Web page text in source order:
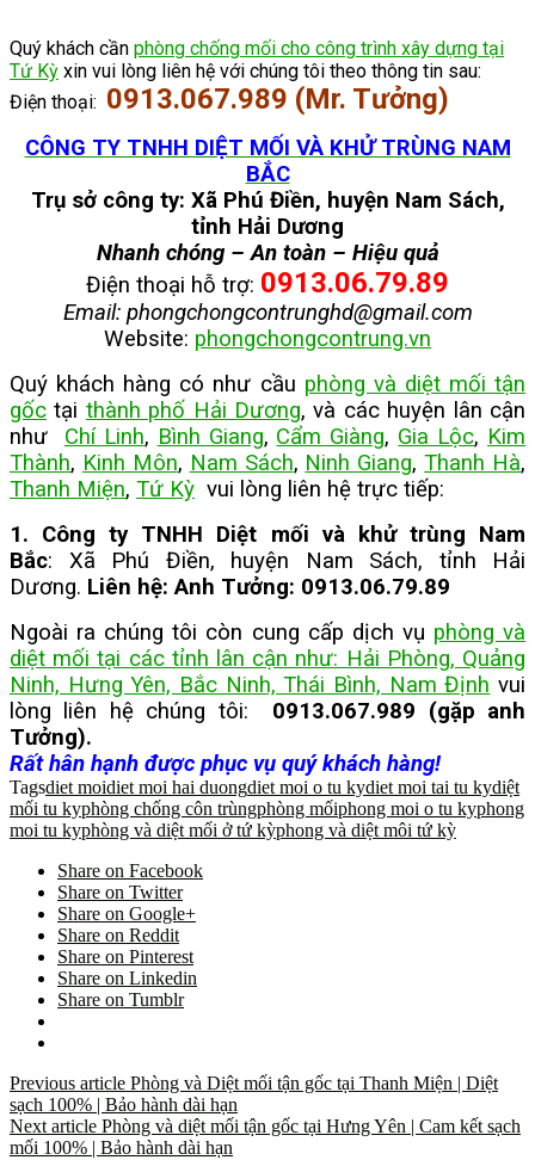
Quý khách cần phòng chống mối cho công trình xây dựng tại
Tứ Kỳ xin vui lòng liên hệ với chúng tôi theo thông tin sau:
Điện thoại: 0913.067.989 (Mr. Tưởng)
CÔNG TY TNHH DIỆT MỐI VÀ KHỬ TRÙNG NAM
BẮC
Trụ sở công ty: Xã Phú Điền, huyện Nam Sách,
tỉnh Hải Dương
Nhanh chóng – An toàn – Hiệu quả
Điện thoại hỗ trợ: 0913.06.79.89
Email: phongchongcontrunghd@gmail.com
Website: phongchongcontrung.vn
Quý khách hàng có như cầu phòng và diệt mối tận
gốc tại thành phố Hải Dương, và các huyện lân cận
như Chí Linh, Bình Giang, Cẩm Giàng, Gia Lộc, Kim
Thành, Kinh Môn, Nam Sách, Ninh Giang,Thanh Hà,
Thanh Miện, Tứ Kỳ vui lòng liên hệ trực tiếp:
1. Công ty TNHH Diệt mối và khử trùng Nam
Bắc: Xã Phú Điền, huyện Nam Sách, tỉnh Hải
Dương. Liên hệ: Anh Tưởng: 0913.06.79.89
Ngoài ra chúng tôi còn cung cấp dịch vụ phòng và
diệt mối tại các tỉnh lân cận như: Hải Phòng, Quảng
Ninh, Hưng Yên, Bắc Ninh, Thái Bình, Nam Định vui
lòng liên hệ chúng tôi:
0913.067.989 (gặp anh
Tưởng).
Rất hân hạnh được phục vụ quý khách hàng!
Tagsdiet moidiet moi hai duongdiet moi o tu kydiet moi tai tu kydiệt
mối tu kyphòng chống côn trùngphòng mốiphong moi o tu kyphong
moi tu kyphòng và diệt mối ở tứ kỳphong và diệt môi tứ kỳ
Share on Facebook
Share on Twitter
Share on Google+
Share on Reddit
Share on Pinterest
Share on Linkedin
Share on Tumblr
Previous article Phòng và Diệt mối tận gốc tại Thanh Miện | Diệt
sạch 100% | Bảo hành dài hạn
Next article Phòng và diệt mối tận gốc tại Hưng Yên | Cam kết sạch
mối 100% | Bảo hành dài hạn